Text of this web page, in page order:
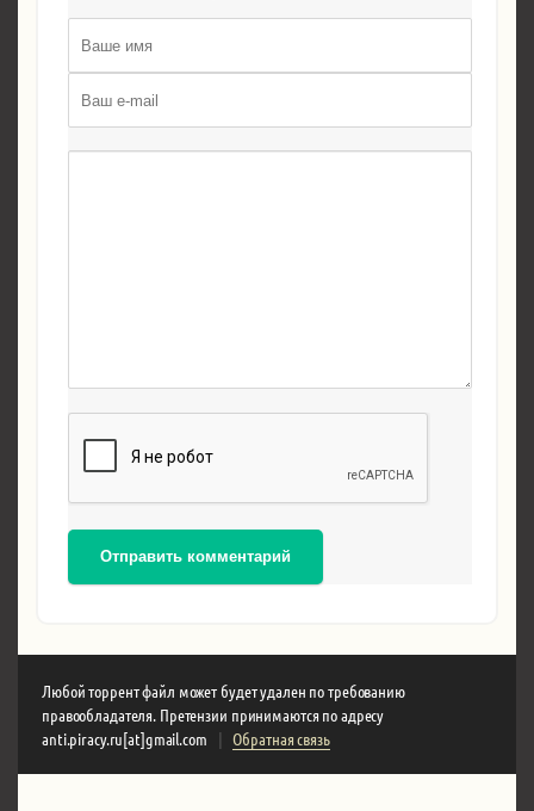
Отправить комментарий
Любой торрент файл может будет удален по требованию
правообладателя. Претензии принимаются по адресу
anti.piracy.ru[at]gmail.com
| Обратная связь